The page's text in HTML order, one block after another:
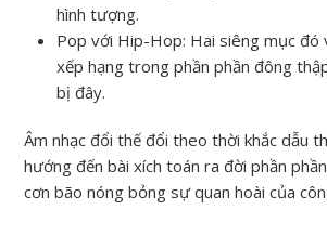
hình tượng.
Pop với Hip-Hop: Hai siêng mục đó
xếp hạng trong phần phần đông
bị đây.
Âm nhạc đổi thế đổi theo thời khắc dẫu
hướng đến bài xích toán ra đời phần
cơn bão nóng bỏng sự quan hoài của